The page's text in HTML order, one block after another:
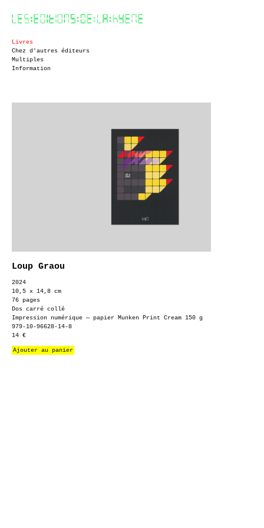
Livres
Chez d'autres éditeurs
Multiples
Information
Loup Graou
2024
10,5 x 14,8 cm
76 pages
Dos carré collé
Impression numérique — papier Munken Print Cream 150 g
979-10-96628-14-8
14 €
Ajouter au panier